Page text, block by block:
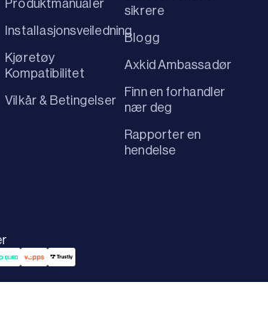
Produktmanualer
Installasjonsveiledning
Kjøretøy
Kompatibilitet
Vilkår & Betingelser
sikrere
Blogg
Axkid Ambassadør
Finn en forhandler
nær deg
Rapporter en
hendelse
Payment
Payment
Vipps Payment
Trustly Payment